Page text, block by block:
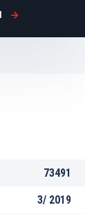
73491
3/ 2019